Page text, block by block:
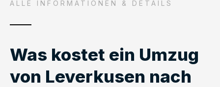
ALLE INFORMATIONEN & DETAILS
Was kostet ein Umzug
von Leverkusen nach